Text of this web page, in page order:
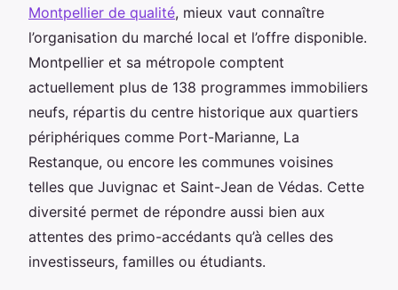
Montpellier de qualité, mieux vaut connaître
l’organisation du marché local et l’offre disponible.
Montpellier et sa métropole comptent
actuellement plus de 138 programmes immobiliers
neufs, répartis du centre historique aux quartiers
périphériques comme Port-Marianne, La
Restanque, ou encore les communes voisines
telles que Juvignac et Saint-Jean de Védas. Cette
diversité permet de répondre aussi bien aux
attentes des primo-accédants qu’à celles des
investisseurs, familles ou étudiants.